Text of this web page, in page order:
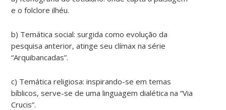
e o folclore ilhéu.
b) Temática social: surgida como evolução da
pesquisa anterior, atinge seu clímax na série
“Arquibancadas”.
c) Temática religiosa: inspirando-se em temas
bíblicos, serve-se de uma linguagem dialética na “Via
Crucis”.